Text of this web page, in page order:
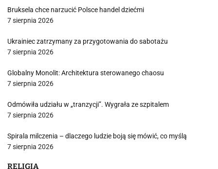
Bruksela chce narzucić Polsce handel dziećmi
7 sierpnia 2026
Ukrainiec zatrzymany za przygotowania do sabotażu
7 sierpnia 2026
Globalny Monolit: Architektura sterowanego chaosu
7 sierpnia 2026
Odmówiła udziału w „tranzycji”. Wygrała ze szpitalem
7 sierpnia 2026
Spirala milczenia – dlaczego ludzie boją się mówić, co myślą
7 sierpnia 2026
RELIGIA